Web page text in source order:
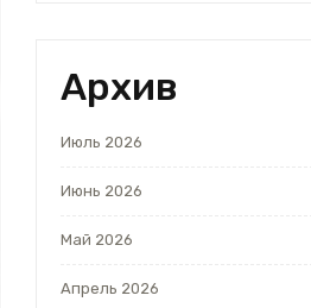
Архив
Июль 2026
Июнь 2026
Май 2026
Апрель 2026